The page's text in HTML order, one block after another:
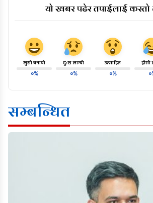
यो खबर पढेर तपाईलाई कस्तो
खुसी बनायो
०%
दु:ख लाग्यो
०%
उत्साहित
०%
हाँसो
सम्बन्धित